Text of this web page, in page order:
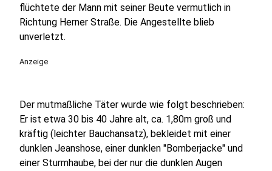
flüchtete der Mann mit seiner Beute vermutlich in
Richtung Herner Straße. Die Angestellte blieb
unverletzt.
Anzeige
Der mutmaßliche Täter wurde wie folgt beschrieben:
Er ist etwa 30 bis 40 Jahre alt, ca. 1,80m groß und
kräftig (leichter Bauchansatz), bekleidet mit einer
dunklen Jeanshose, einer dunklen "Bomberjacke" und
einer Sturmhaube, bei der nur die dunklen Augen